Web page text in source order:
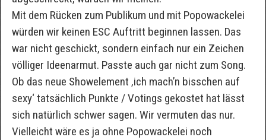
Mit dem Rücken zum Publikum und mit Popowackelei
würden wir keinen ESC Auftritt beginnen lassen. Das
war nicht geschickt, sondern einfach nur ein Zeichen
völliger Ideenarmut. Passte auch gar nicht zum Song.
Ob das neue Showelement ‚ich mach’n bisschen auf
sexy‘ tatsächlich Punkte / Votings gekostet hat lässt
sich natürlich schwer sagen. Wir vermuten das nur.
Vielleicht wäre es ja ohne Popowackelei noch